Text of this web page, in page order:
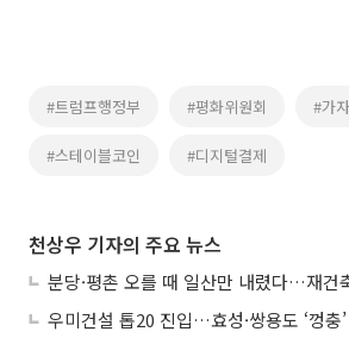
#트럼프행정부 #평화위원회 #가
#스테이블코인 #디지털결제
천상우 기자의 주요 뉴스
우미건설 톱20 진입…효성·쌍용도 ‘껑충’